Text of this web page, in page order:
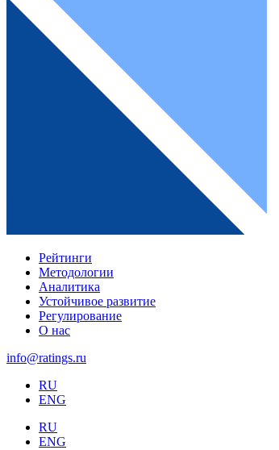
Рейтинги
Методологии
Аналитика
Устойчивое развитие
Регулирование
О нас
info@ratings.ru
RU
ENG
RU
ENG